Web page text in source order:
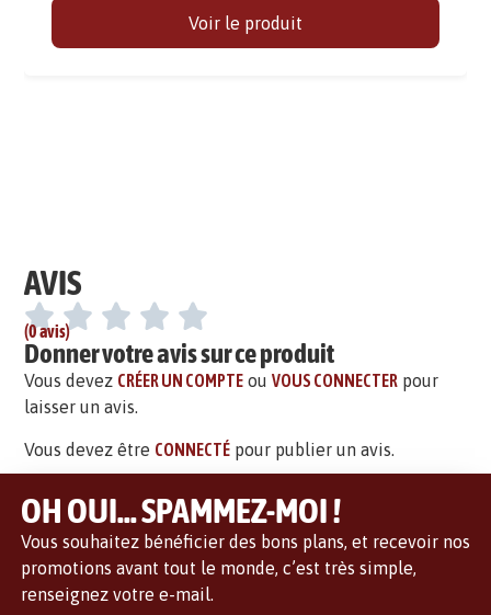
Voir le produit
AVIS
(0 avis)
Donner votre avis sur ce produit
Vous devez CRÉER UN COMPTE ouVOUS CONNECTER pour
laisser un avis.
Vous devez être CONNECTÉ pour publier un avis.
OH OUI... SPAMMEZ-MOI !
Vous souhaitez bénéficier des bons plans, et recevoir nos
promotions avant tout le monde, c’est très simple,
renseignez votre e-mail.